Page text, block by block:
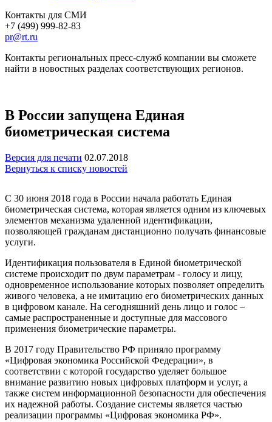
Контакты для СМИ
+7 (499) 999-82-83
pr@rt.ru
Контакты региональных пресс-служб компании вы сможете
найти в новостных разделах соответствующих регионов.
В России запущена Единая
биометрическая система
Версия для печати 02.07.2018
Вернуться к списку новостей
С 30 июня 2018 года в России начала работать Единая
биометрическая система, которая является одним из ключевых
элементов механизма удаленной идентификации,
позволяющей гражданам дистанционно получать финансовые
услуги.
Идентификация пользователя в Единой биометрической
системе происходит по двум параметрам - голосу и лицу,
одновременное использование которых позволяет определить
живого человека, а не имитацию его биометрических данных
в цифровом канале. На сегодняшний день лицо и голос –
самые распространенные и доступные для массового
применения биометрические параметры.
В 2017 году Правительство РФ приняло программу
«Цифровая экономика Российской Федерации», в
соответствии с которой государство уделяет большое
внимание развитию новых цифровых платформ и услуг, а
также систем информационной безопасности для обеспечения
их надежной работы. Создание системы является частью
реализации программы «Цифровая экономика РФ».